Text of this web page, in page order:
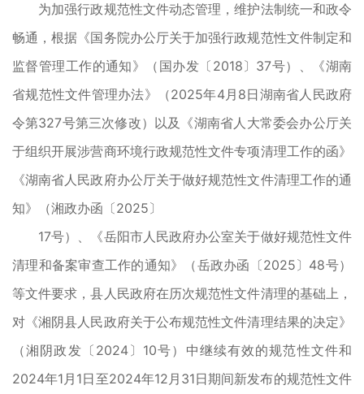
为加强行政规范性文件动态管理，维护法制统一和政令
畅通，根据《国务院办公厅关于加强行政规范性文件制定和
监督管理工作的通知》（国办发〔2018〕37号）、《湖南
省规范性文件管理办法》（2025年4月8日湖南省人民政府
令第327号第三次修改）以及《湖南省人大常委会办公厅关
于组织开展涉营商环境行政规范性文件专项清理工作的函》
《湖南省人民政府办公厅关于做好规范性文件清理工作的通
知》（湘政办函〔2025〕
17号）、《岳阳市人民政府办公室关于做好规范性文件
清理和备案审查工作的通知》（岳政办函〔2025〕48号）
等文件要求，县人民政府在历次规范性文件清理的基础上，
对《湘阴县人民政府关于公布规范性文件清理结果的决定》
（湘阴政发〔2024〕10号）中继续有效的规范性文件和
2024年1月1日至2024年12月31日期间新发布的规范性文件